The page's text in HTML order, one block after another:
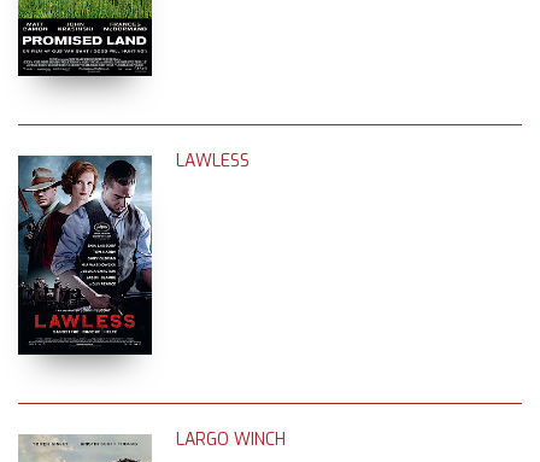
LAWLESS
LARGO WINCH